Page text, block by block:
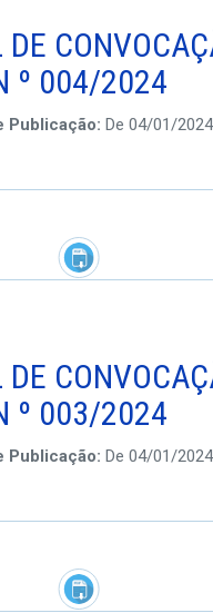
DE
º 004/2024
Publicação: De 04/01/2024
DE
º 003/2024
Publicação: De 04/01/2024